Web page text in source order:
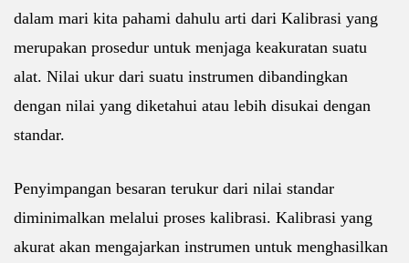
dalam mari kita pahami dahulu arti dari Kalibrasi yang
merupakan prosedur untuk menjaga keakuratan suatu
alat. Nilai ukur dari suatu instrumen dibandingkan
dengan nilai yang diketahui atau lebih disukai dengan
standar.
Penyimpangan besaran terukur dari nilai standar
diminimalkan melalui proses kalibrasi. Kalibrasi yang
akurat akan mengajarkan instrumen untuk menghasilkan